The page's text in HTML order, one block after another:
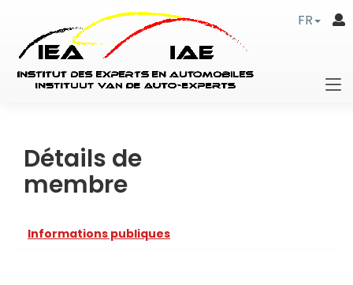
FR
Détails de
membre
Informations publiques